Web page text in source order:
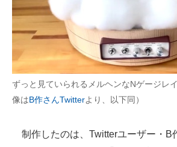
企業ITのトレンドを詳説
経営リーダーのコミュニティ
マーケ×ITの今がよく分かる
ITエンジニア向け専門サイト
IT製品の技術・比較・事例
ずっと見ていられるメルヘンなNゲージレ
像はB作さんTwitterより、以下同）
制作したのは、Twitterユーザー・B